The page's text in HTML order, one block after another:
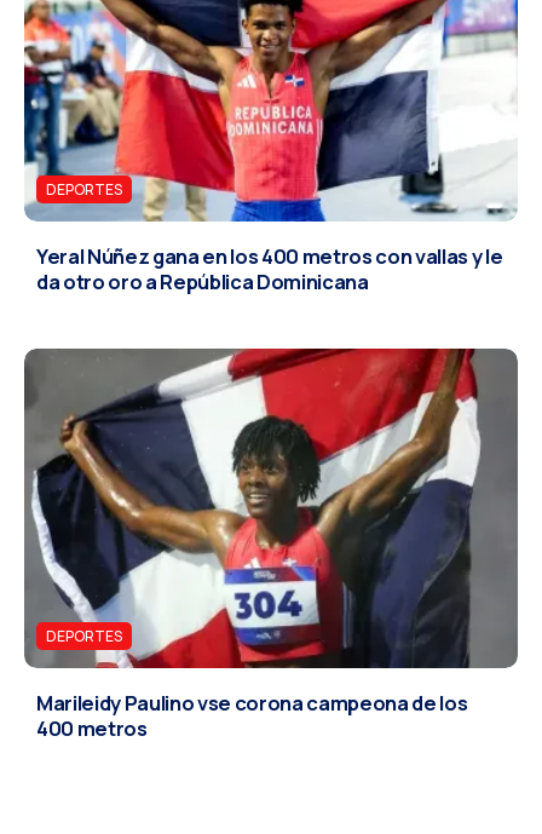
DEPORTES
Yeral Núñez gana en los 400 metros con vallas y le
da otro oro a República Dominicana
DEPORTES
Marileidy Paulino vse corona campeona de los
400 metros